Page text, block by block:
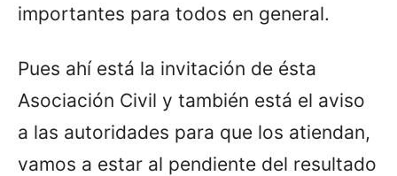
importantes para todos en general.
Pues ahí está la invitación de ésta
Asociación Civil y también está el aviso
a las autoridades para que los atiendan,
vamos a estar al pendiente del resultado